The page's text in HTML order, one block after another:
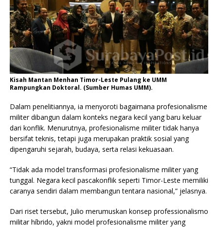
Kisah Mantan Menhan Timor-Leste Pulang ke UMM
Rampungkan Doktoral. (Sumber Humas UMM).
Dalam penelitiannya, ia menyoroti bagaimana profesionalisme
militer dibangun dalam konteks negara kecil yang baru keluar
dari konflik. Menurutnya, profesionalisme militer tidak hanya
bersifat teknis, tetapi juga merupakan praktik sosial yang
dipengaruhi sejarah, budaya, serta relasi kekuasaan.
“Tidak ada model transformasi profesionalisme militer yang
tunggal. Negara kecil pascakonflik seperti Timor-Leste memiliki
caranya sendiri dalam membangun tentara nasional,” jelasnya.
Dari riset tersebut, Julio merumuskan konsep professionalismo
militar híbrido, yakni model profesionalisme militer yang